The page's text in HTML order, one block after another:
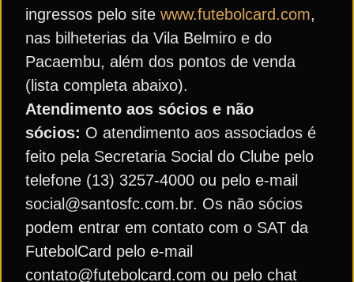
ingressos pelo site www.futebolcard.com,
nas bilheterias da Vila Belmiro e do
Pacaembu, além dos pontos de venda
(lista completa abaixo).
Atendimento aos sócios e não
sócios: O atendimento aos associados é
feito pela Secretaria Social do Clube pelo
telefone (13) 3257-4000 ou pelo e-mail
social@santosfc.com.br. Os não sócios
podem entrar em contato com o SAT da
FutebolCard pelo e-mail
contato@futebolcard.com ou pelo chat